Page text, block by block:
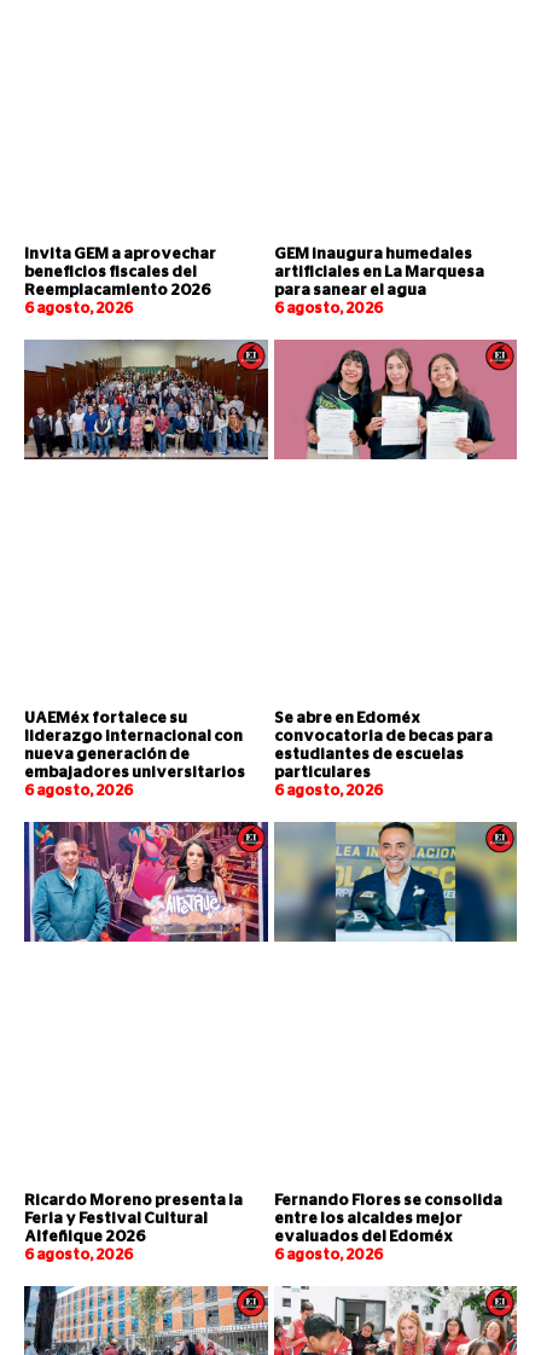
Invita GEM a aprovechar
beneficios fiscales del
Reemplacamiento 2026
6 agosto, 2026
GEM inaugura humedales
artificiales en La Marquesa
para sanear el agua
6 agosto, 2026
UAEMéx fortalece su
liderazgo internacional con
nueva generación de
embajadores universitarios
6 agosto, 2026
Se abre en Edoméx
convocatoria de becas para
estudiantes de escuelas
particulares
6 agosto, 2026
Ricardo Moreno presenta la
Feria y Festival Cultural
Alfeñique 2026
6 agosto, 2026
Fernando Flores se consolida
entre los alcaldes mejor
evaluados del Edoméx
6 agosto, 2026